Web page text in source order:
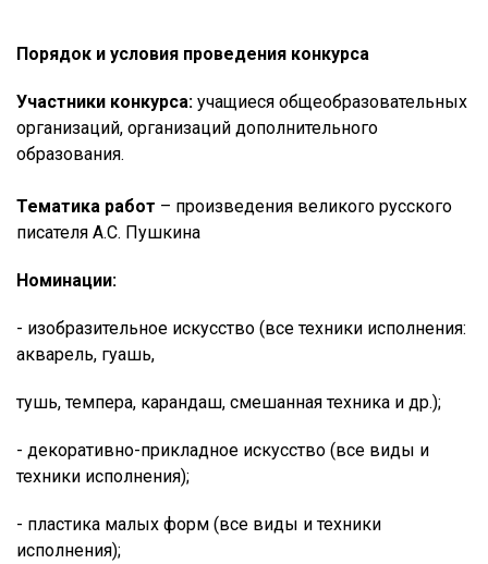
Порядок и условия проведения конкурса
Участники конкурса: учащиеся общеобразовательных
организаций, организаций дополнительного
образования.
Тематика работ – произведения великого русского
писателя А.С. Пушкина
Номинации:
- изобразительное искусство (все техники исполнения:
акварель, гуашь,
тушь, темпера, карандаш, смешанная техника и др.);
- декоративно-прикладное искусство (все виды и
техники исполнения);
- пластика малых форм (все виды и техники
исполнения);